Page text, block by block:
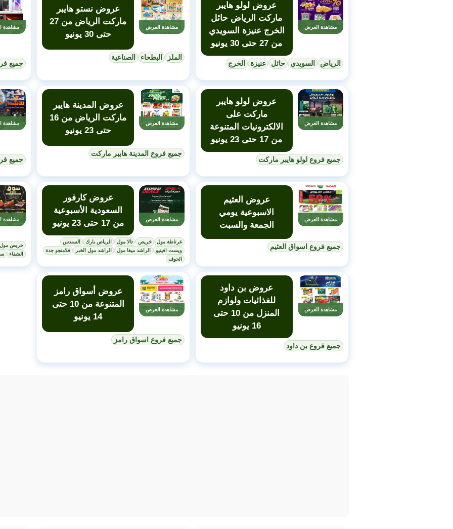
مشاهدة العرض
عروض لولو هايبر
ماركت الرياض حائل
الخرج عنيزة السويدي
من 27 حتى 30 يونيو
الرياض السويدي حائل عنيزة الخرج
مشاهدة العرض
عروض نستو هايبر
ماركت الرياض من 27
حتى 30 يونيو
الملز البطحاء الصناعية
مشاهدة
جميع
مشاهدة العرض
عروض لولو هايبر
ماركت على
الالكترونيات المتنوعة
من 17 حتى 23 يونيو
جميع فروع لولو هايبر ماركت
مشاهدة العرض
عروض المدينة هايبر
ماركت الرياض من 16
حتى 23 يونيو
جميع فروع المدينة هايبر ماركت
مشاهدة
جميع
مشاهدة العرض
عروض العثيم
الاسبوعية يومي
الجمعة والسبت
جميع فروع اسواق العثيم
مشاهدة العرض
عروض كارفور
السعودية الأسبوعية
من 17 حتى 23 يونيو
غرناطة مول خريص تالا مول الرياض بارك
السندس
ويست افينيو
الراشد ميغا مول الراشد مول الخبر
فلامنجو جدة
الجوف
مشاهدة
خريص مول
الشفاء
مشاهدة العرض
عروض بن داود
للغذائيات ولوازم
المنزل من 10 حتى
16 يونيو
جميع فروع بن داود
مشاهدة العرض
عروض أسواق رامز
المتنوعة من 10 حتى
14 يونيو
جميع فروع اسواق رامز